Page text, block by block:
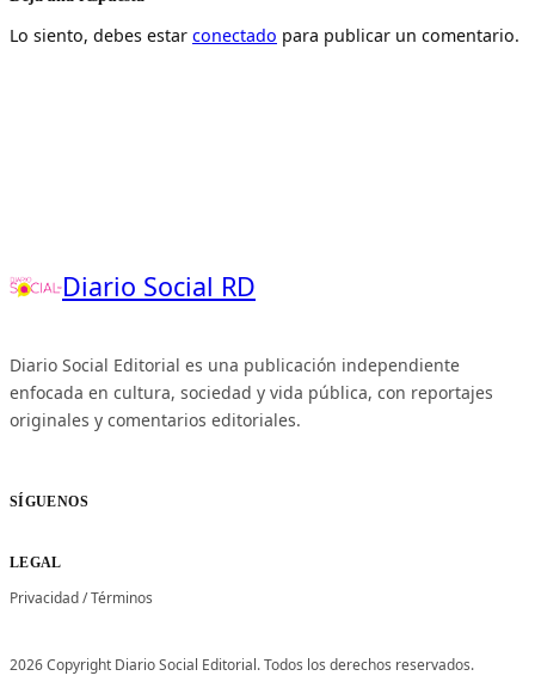
Lo siento, debes estar conectado para publicar un comentario.
Diario Social RD
Diario Social Editorial es una publicación independiente
enfocada en cultura, sociedad y vida pública, con reportajes
originales y comentarios editoriales.
SÍGUENOS
LEGAL
Privacidad/Términos
2026 Copyright Diario Social Editorial. Todos los derechos reservados.